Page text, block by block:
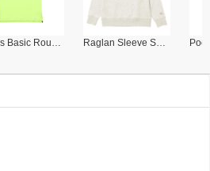
Lady's Basic Round Collar Polo Raglan Sleeve Sweat Shirt